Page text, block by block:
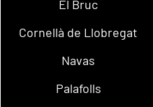
El Bruc
Cornellà de Llobregat
Navas
Palafolls